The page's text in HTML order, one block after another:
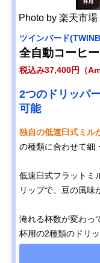
Photo by 楽天市場
ツインバード
全自動コーヒ
税込み37,400円（
2つのドリッパ
可能
独自の低速臼式ミル
の種類に合わせて細
低速臼式フラットミ
リップで、豆の風味
淹れる杯数が変わっ
杯用の2種類のドリ